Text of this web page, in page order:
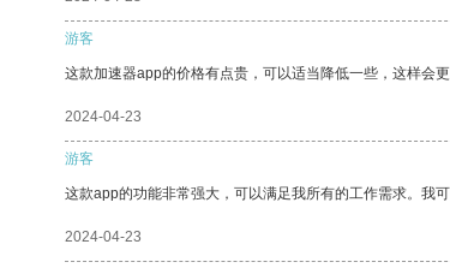
游客
这款加速器app的价格有点贵，可以适当降低一些，这样会更
2024-04-23
游客
这款app的功能非常强大，可以满足我所有的工作需求。我
2024-04-23